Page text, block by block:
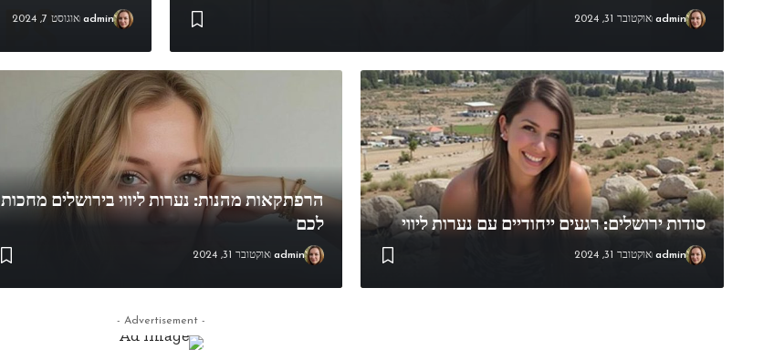
admin אוקטובר 31, 2024 admin אוגוסט 7, 2024
סודות ירושלים: רגעים ייחודיים עם נערות ליווי
admin אוקטובר 31, 2024
הרפתקאות מהנות: נערות ליווי בירושלים מחכות
לכם
admin אוקטובר 31, 2024
- Advertisement -